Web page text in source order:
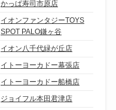
かっぱ寿司市原店
イオンファンタジーTOYS
SPOT PALO鎌ヶ谷
イオン八千代緑が丘店
イトーヨーカドー幕張店
イトーヨーカドー船橋店
ジョイフル本田君津店